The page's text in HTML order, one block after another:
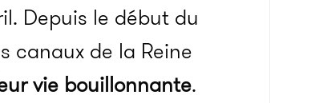
Depuis le début du
canaux de la Reine
vie bouillonnante.